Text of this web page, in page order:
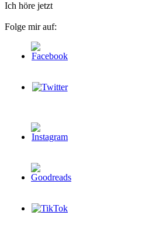
Ich höre jetzt
Folge mir auf: